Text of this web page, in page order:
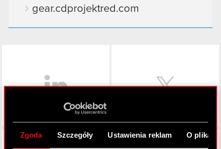
Zgoda Szczegóły Ustawienia reklam O
gear.cdprojektred.com
Facebook